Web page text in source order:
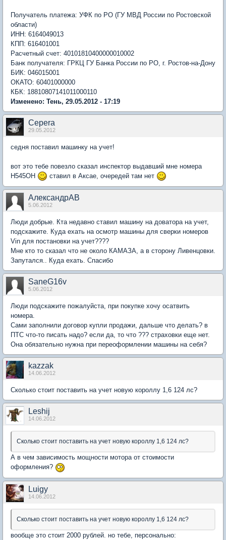
Получатель платежа: УФК по РО (ГУ МВД России по Ростовской
области)
ИНН: 6164049013
КПП: 616401001
Расчетный счет: 40101810400000010002
Банк получателя: ГРКЦ ГУ Банка России по РО, г. Ростов-на-Дону
БИК: 046015001
ОКАТО: 60401000000
КБК: 18810807141011000110
Изменено: Тень, 29.05.2012 - 17:19
Cepera
29.05.2012
седня поставил машинку на учет!
вот это тебе повезло сказал инспектор выдавший мне номера
Н545ОН
ставил в Аксае, очередей там нет
АлександрАВ
5.06.2012
Люди добрые. Кта недавно ставил машину на доватора на учет,
подскажите. Куда ехать на осмотр машины для сверки номеров
Vin для постановки на учет????
Мне кто то сказал что не около КАМАЗА, а в сторону Ливенцовки.
Запутался.. Куда ехать. Спасибо
SaneG16v
5.06.2012
Люди подскажите пожалуйста, при покупке хочу осатвить
номера.
Сами заполнили договор купли продажи, дальше что делать? в
ПТС что-то писать надо? если да, то что ??? страховки еще нет.
Она обязательно нужна при переоформлении машины на себя?
kazzak
14.06.2012
Сколько стоит поставить на учет новую короллу 1,6 124 лс?
Leshij
14.06.2012
Сколько стоит поставить на учет новую короллу 1,6 124 лс?
А в чем зависимость мощности мотора от стоимости
оформления?
Luigy
14.06.2012
Сколько стоит поставить на учет новую короллу 1,6 124 лс?
вообще это стоит 2000 рублей. но тебе, персонально: